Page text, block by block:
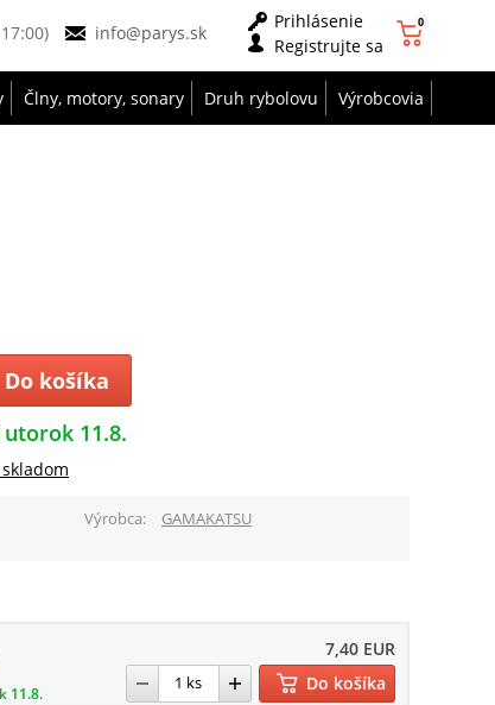
info@parys.sk
Prihlásenie
Registrujte sa
0
Člny, motory, sonary Druh rybolovu Výrobcovia
Do košíka
utorok 11.8.
Výrobca
GAMAKATSU
7,40 EUR
11.8.
Do košíka